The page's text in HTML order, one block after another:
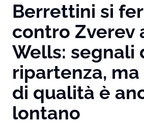
Berrettini si
contro Zverev
Wells: segnali
ripartenza,
di qualità è
lontano